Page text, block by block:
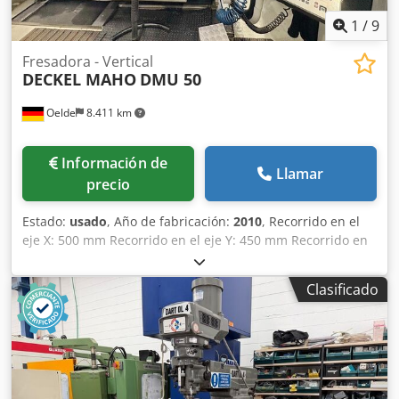
1 /9
Oelde 8.411 km
Fresadora - Vertical
DECKEL MAHO DMU 50
Información de
precio
Llamar
Estado: usado, Año de fabricación: 2010, Recorrido en el
eje X: 500 mm Recorrido en el eje Y: 450 mm Recorrido en
el eje Z: 400 mm Sistema de control: iTNC 530 Heidenhain
Rango de velocidad - husillo principal: 20 - 10.000 min⁻¹
Potencia del motor - husillo principal: 13 / 9 kW Par
máximo: 83 / 57 Nm Soporte de herramientas: SK 40 DIN
69871 Superficie de sujeción de la mesa: 700 x 500 mm
Carga máxima de la mesa: 500 kg Ranuras en T: 7 x 14 x 63
mm Número de posiciones para herramientas: 60 Peso
máximo de la herramienta: 6 kg Diámetro máximo de la
Clasificado